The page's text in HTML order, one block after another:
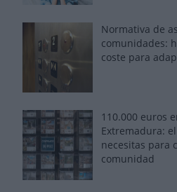
Normativa de
comunidades:
coste para
110.000 euros
Extremadura:
necesitas para
comunidad